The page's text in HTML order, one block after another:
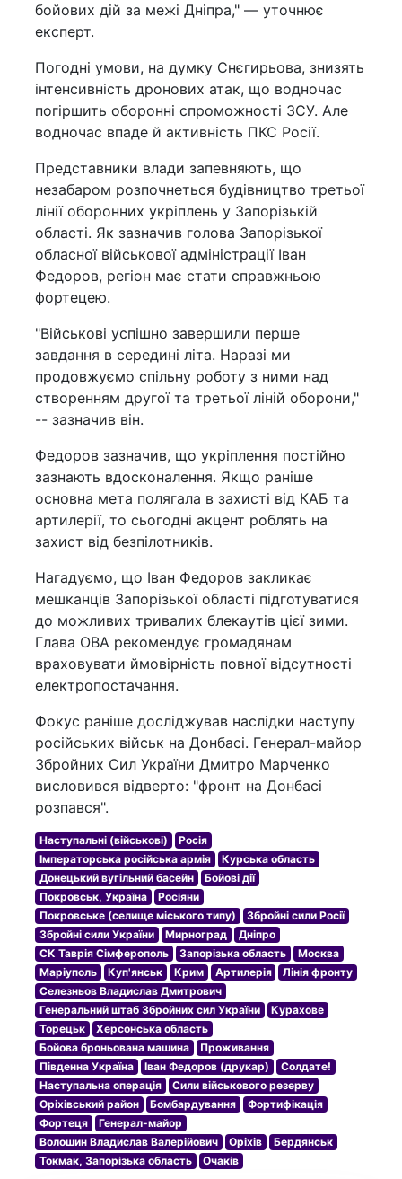
бойових дій за межі Дніпра," — уточнює
експерт.
Погодні умови, на думку Снєгирьова, знизять
інтенсивність дронових атак, що водночас
погіршить оборонні спроможності ЗСУ. Але
водночас впаде й активність ПКС Росії.
Представники влади запевняють, що
незабаром розпочнеться будівництво третьої
лінії оборонних укріплень у Запорізькій
області. Як зазначив голова Запорізької
обласної військової адміністрації Іван
Федоров, регіон має стати справжньою
фортецею.
"Військові успішно завершили перше
завдання в середині літа. Наразі ми
продовжуємо спільну роботу з ними над
створенням другої та третьої ліній оборони,"
-- зазначив він.
Федоров зазначив, що укріплення постійно
зазнають вдосконалення. Якщо раніше
основна мета полягала в захисті від КАБ та
артилерії, то сьогодні акцент роблять на
захист від безпілотників.
Нагадуємо, що Іван Федоров закликає
мешканців Запорізької області підготуватися
до можливих тривалих блекаутів цієї зими.
Глава ОВА рекомендує громадянам
враховувати ймовірність повної відсутності
електропостачання.
Фокус раніше досліджував наслідки наступу
російських військ на Донбасі. Генерал-майор
Збройних Сил України Дмитро Марченко
висловився відверто: "фронт на Донбасі
розпався".
Наступальні (військові)
Росія
Імператорська російська армія
Курська область
Донецький вугільний басейн
Бойові дії
Покровськ, Україна
Росіяни
Покровське (селище міського типу)
Збройні сили Росії
Збройні сили України
Мирноград
Дніпро
СК Таврія Сімферополь
Запорізька область
Москва
Маріуполь
Куп'янськ Крим Артилерія
Лінія фронту
Селезньов Владислав Дмитрович
Генеральний штаб Збройних сил України
Курахове
Торецьк
Херсонська область
Бойова броньована машина
Проживання
Південна Україна
Іван Федоров (друкар)
Солдате!
Наступальна операція
Сили військового резерву
Оріхівський район
Бомбардування
Фортифікація
Фортеця
Генерал-майор
Волошин Владислав Валерійович
Оріхів
Бердянськ
Токмак, Запорізька область
Очаків